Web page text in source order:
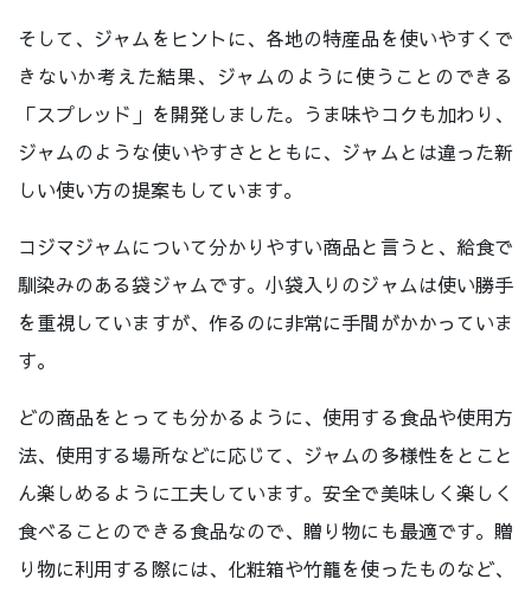
そして、ジャムをヒントに、各地の特産品を使いやすくで
きないか考えた結果、ジャムのように使うことのできる
「スプレッド」を開発しました。うま味やコクも加わり、
ジャムのような使いやすさとともに、ジャムとは違った新
しい使い方の提案もしています。
コジマジャムについて分かりやすい商品と言うと、給食で
馴染みのある袋ジャムです。小袋入りのジャムは使い勝手
を重視していますが、作るのに非常に手間がかかっていま
す。
どの商品をとっても分かるように、使用する食品や使用方
法、使用する場所などに応じて、ジャムの多様性をとこと
ん楽しめるように工夫しています。安全で美味しく楽しく
食べることのできる食品なので、贈り物にも最適です。贈
り物に利用する際には、化粧箱や竹籠を使ったものなど、